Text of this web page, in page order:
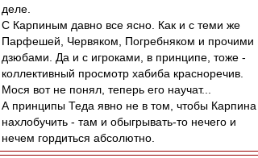
деле.
С Карпиным давно все ясно. Как и с теми же
Парфешей, Червяком, Погребняком и прочими
дзюбами. Да и с игроками, в принципе, тоже -
коллективный просмотр хабиба красноречив.
Мося вот не понял, теперь его научат...
А принципы Теда явно не в том, чтобы Карпина
нахлобучить - там и обыгрывать-то нечего и
нечем гордиться абсолютно.